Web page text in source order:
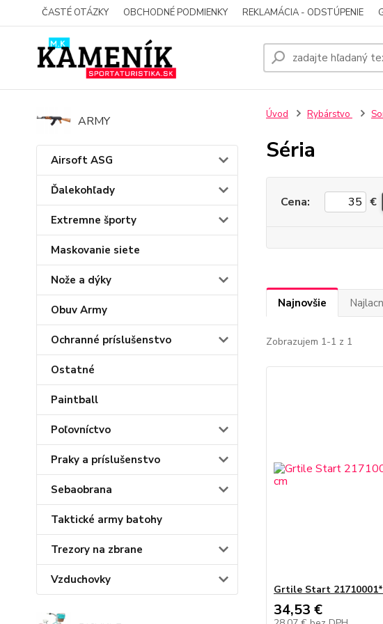
ČASTÉ OTÁZKY OBCHODNÉ PODMIENKY REKLAMÁCIA - ODSTÚPENIE
ARMY
Airsoft ASG
Ďalekohľady
Extremne športy
Maskovanie siete
Nože a dýky
Obuv Army
Ochranné príslušenstvo
Ostatné
Paintball
Poľovníctvo
Praky a príslušenstvo
Sebaobrana
Taktické army batohy
Trezory na zbrane
Vzduchovky
Úvod Rybárstvo
Séria
Cena: €
Najnovšie
Zobrazujem 1-1 z 1
Grtile Start
34,53 €